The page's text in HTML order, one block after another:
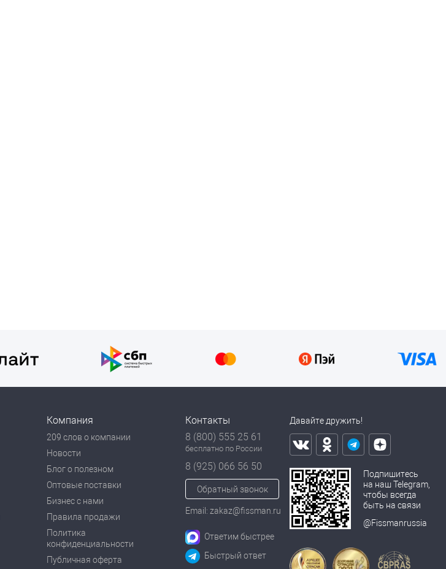
Компания
209 слов о компании
Новости
Блог о полезном
Оптовые поставки
Бизнес с нами
Правила продажи
Политика
конфиденциальности
Публичная оферта
Контакты
8 (800) 555 25 61
бесплатно по России
8 (925) 066 56 50
Обратный звонок
Email: zakaz@fissman.ru
Ответим быстрее
Быстрый ответ
Давайте дружить!
Подпишитесь
на наш Telegram,
чтобы всегда
быть на связи
@Fissmanrussia